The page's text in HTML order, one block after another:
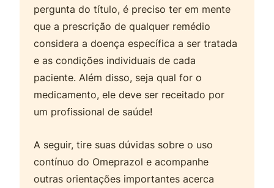
pergunta do título, é preciso ter em mente
que a prescrição de qualquer remédio
considera a doença específica a ser tratada
e as condições individuais de cada
paciente. Além disso, seja qual for o
medicamento, ele deve ser receitado por
um profissional de saúde!
A seguir, tire suas dúvidas sobre o uso
contínuo do Omeprazol e acompanhe
outras orientações importantes acerca